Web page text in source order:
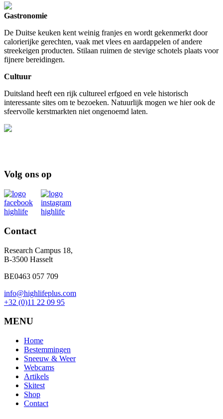
Gastronomie
De Duitse keuken kent weinig franjes en wordt gekenmerkt door
calorierijke gerechten, vaak met vlees en aardappelen of andere
streekeigen producten. Stilaan ruimen de stevige schotels plaats voor
fijnere bereidingen.
Cultuur
Duitsland heeft een rijk cultureel erfgoed en vele historisch
interessante sites om te bezoeken. Natuurlijk mogen we hier ook de
sfeervolle kerstmarkten niet ongenoemd laten.
Volg ons op
Contact
Research Campus 18,
B-3500 Hasselt
BE0463 057 709
info@highlifeplus.com
+32 (0)11 22 09 95
MENU
Home
Bestemmingen
Sneeuw & Weer
Webcams
Artikels
Skitest
Shop
Contact